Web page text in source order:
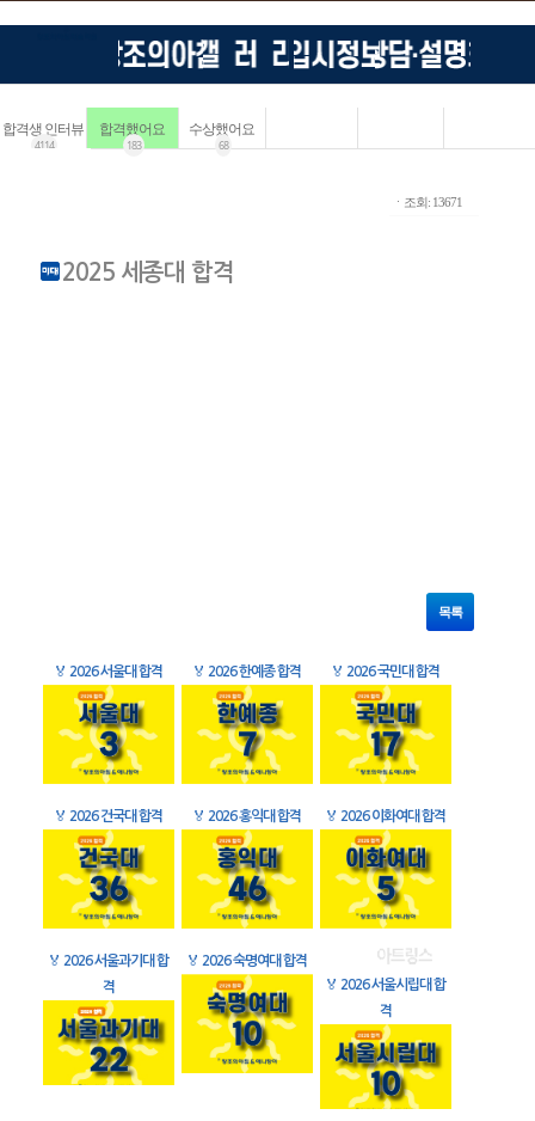
합격생 인터뷰
4114
합격했어요
183
수상했어요
68
ㆍ조회: 13671
2025 세종대 합격
목록
🏅 2026 서울대 합격 🏅 2026 한예종 합격 🏅 2026 국민대 합격
🏅 2026 건국대 합격 🏅 2026 홍익대 합격 🏅 2026 이화여대 합격
🏅 2026 서울과기대 합
격
🏅 2026 숙명여대 합격
🏅 2026 서울시립대 합
격